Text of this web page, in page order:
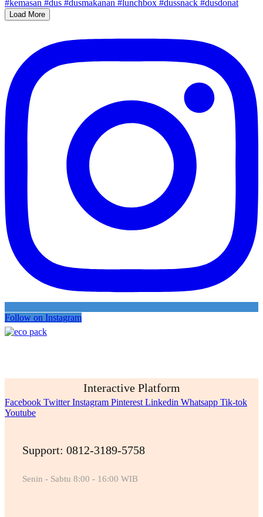
Load More
Follow on Instagram
Interactive Platform
Facebook Twitter Instagram Pinterest Linkedin Whatsapp Tik-tok
Youtube
Support: 0812-3189-5758
Senin - Sabtu 8:00 - 16:00 WIB